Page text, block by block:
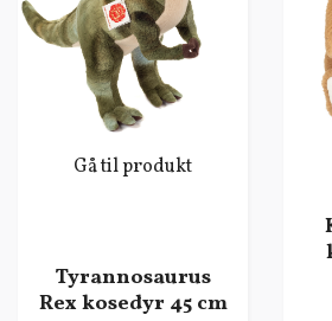
Gå til produkt
Tyrannosaurus
Rex kosedyr 45 cm